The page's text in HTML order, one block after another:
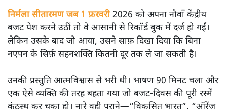
निर्मला सीतारमण जब 1 फ़रवरी2026 को अपना नौवाँ केंद्रीय
बजट पेश करने उठीं तो वे आसानी से रिकॉर्ड बुक में दर्ज हो गईं।
लेकिन उसके बाद जो आया, उसने साफ़ दिखा दिया कि बिना
नएपन के सिर्फ़ सहनशक्ति कितनी दूर तक ले जा सकती है।
उनकी प्रस्तुति आत्मविश्वास से भरी थी। भाषण 90 मिनट चला और
एक ऐसे व्यक्ति की तरह बहता गया जो बजट‑दिवस की पूरी रस्में